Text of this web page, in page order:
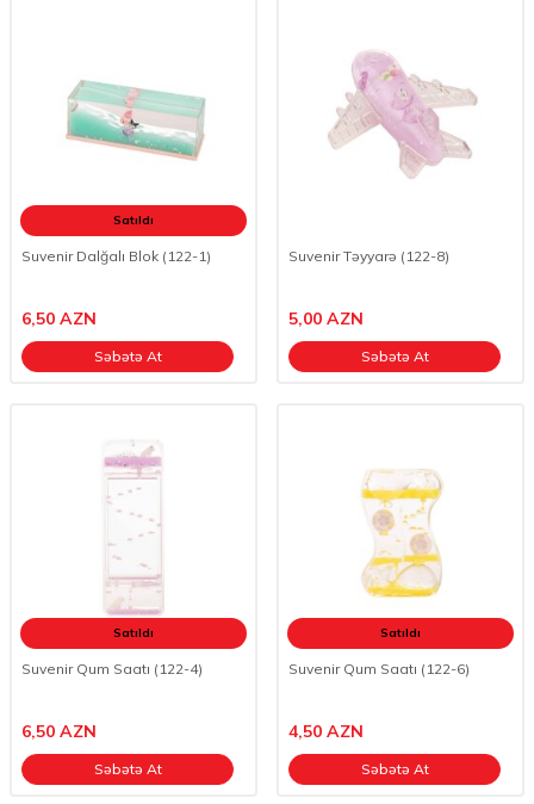
Satıldı
Suvenir Dalğalı Blok (122-1)
6,50 AZN
Səbətə At
Suvenir Təyyarə (122-8)
5,00 AZN
Səbətə At
Satıldı
Suvenir Qum Saatı (122-4)
6,50 AZN
Səbətə At
Satıldı
Suvenir Qum Saatı (122-6)
4,50 AZN
Səbətə At